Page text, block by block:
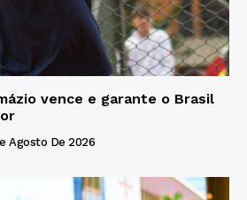
vence e garante o Brasil
Agosto De 2026